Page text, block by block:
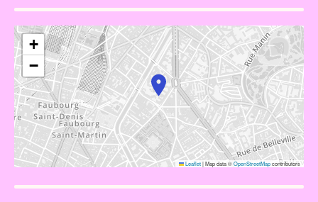
+
−
Leaflet|Map data ©OpenStreetMapcontributors